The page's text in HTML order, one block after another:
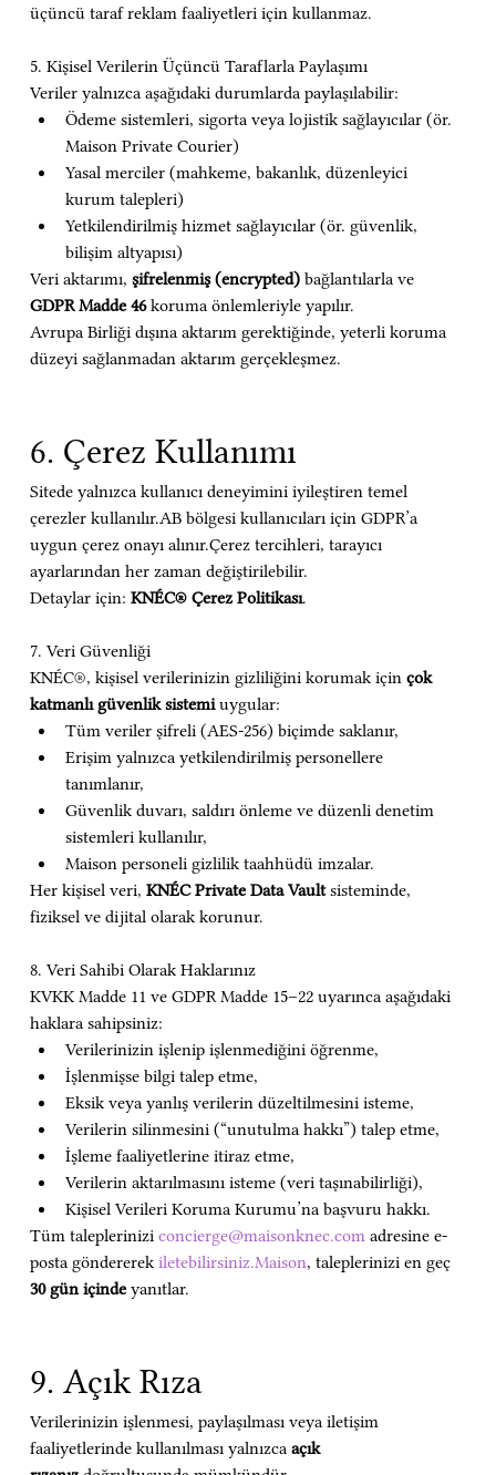
üçüncü taraf reklam faaliyetleri için kullanmaz.
5. Kişisel Verilerin Üçüncü Taraflarla Paylaşımı
Veriler yalnızca aşağıdaki durumlarda paylaşılabilir:
Ödeme sistemleri, sigorta veya lojistik sağlayıcılar (ör.
Maison Private Courier)
Yasal merciler (mahkeme, bakanlık, düzenleyici
kurum talepleri)
Yetkilendirilmiş hizmet sağlayıcılar (ör. güvenlik,
bilişim altyapısı)
Veri aktarımı, şifrelenmiş (encrypted) bağlantılarla ve
GDPR Madde 46 koruma önlemleriyle yapılır.
Avrupa Birliği dışına aktarım gerektiğinde, yeterli koruma
düzeyi sağlanmadan aktarım gerçekleşmez.
6. Çerez Kullanımı
Sitede yalnızca kullanıcı deneyimini iyileştiren temel
çerezler kullanılır.AB bölgesi kullanıcıları için GDPR’a
uygun çerez onayı alınır.Çerez tercihleri, tarayıcı
ayarlarından her zaman değiştirilebilir.
Detaylar için: KNÉC® Çerez Politikası.
7. Veri Güvenliği
KNÉC®, kişisel verilerinizin gizliliğini korumak için çok
katmanlı güvenlik sistemi uygular:
Tüm veriler şifreli (AES-256) biçimde saklanır,
Erişim yalnızca yetkilendirilmiş personellere
tanımlanır,
Güvenlik duvarı, saldırı önleme ve düzenli denetim
sistemleri kullanılır,
Maison personeli gizlilik taahhüdü imzalar.
Her kişisel veri, KNÉC Private Data Vault sisteminde,
fiziksel ve dijital olarak korunur.
8. Veri Sahibi Olarak Haklarınız
KVKK Madde 11 ve GDPR Madde 15–22 uyarınca aşağıdaki
haklara sahipsiniz:
Verilerinizin işlenip işlenmediğini öğrenme,
İşlenmişse bilgi talep etme,
Eksik veya yanlış verilerin düzeltilmesini isteme,
Verilerin silinmesini (“unutulma hakkı”) talep etme,
İşleme faaliyetlerine itiraz etme,
Verilerin aktarılmasını isteme (veri taşınabilirliği),
Kişisel Verileri Koruma Kurumu’na başvuru hakkı.
Tüm taleplerinizi concierge@maisonknec.com adresine e-
posta göndererek iletebilirsiniz.Maison, taleplerinizi en geç
30 gün içinde yanıtlar.
9. Açık Rıza
Verilerinizin işlenmesi, paylaşılması veya iletişim
faaliyetlerinde kullanılması yalnızca açık